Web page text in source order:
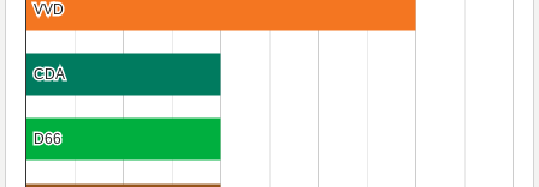
VVD
VVD
CDA
CDA
D66
D66